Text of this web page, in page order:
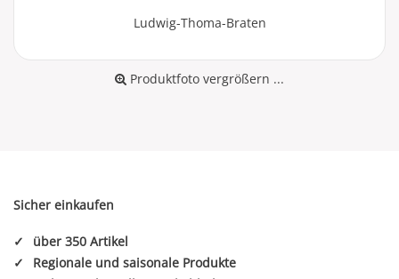
Ludwig-Thoma-Braten
Produktfoto vergrößern ...
Sicher einkaufen
✓
über 350 Artikel
✓
Regionale und saisonale Produkte